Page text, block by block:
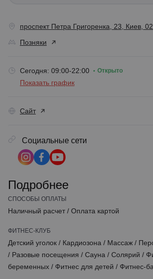
проспект Петра Григоренка, 23, Киев,
Позняки
Сегодня: 09:00-22:00 Открыто
Показать график
Сайт
Социальные сети
Подробнее
СПОСОБЫ ОПЛАТЫ
Наличный расчет / Оплата картой
ФИТНЕС-КЛУБ
Детский уголок / Кардиозона / Массаж /
/ Разовые посещения / Сауна / Солярий /
беременных / Фитнес для детей / Фитнес-